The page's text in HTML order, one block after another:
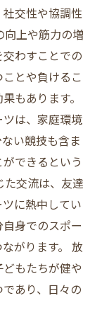
交性や協調性
向上や筋力の増
わすことでの
とや負けるこ
もあります。
ツは、家庭環境
い競技も含ま
できるという
た交流は、友達
に熱中してい
身でのスポー
がります。 放
もたちが健や
あり、日々の